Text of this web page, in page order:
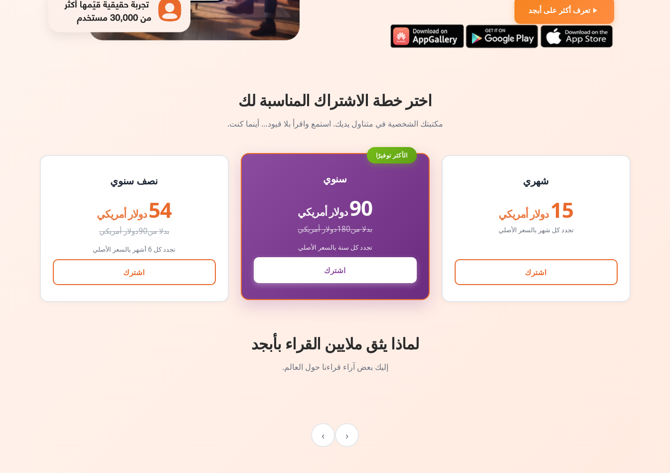
تعرف أكثر على أبجد
اختر خطة الاشتراك المناسبة لك
مكتبتك الشخصية في متناول يديك. استمع واقرأ بلا قيود… أينما كنت.
شهري
15 دولار أمريكي
تجدد كل شهر بالسعر الأصلي
اشترك
الأكثر توفيرًا
سنوي
90دولار أمريكي
بدلا من180دولار أمريكي
تجدد كل سنة بالسعر الأصلي
اشترك
نصف سنوي
54 دولار أمريكي
بدلا من90دولار أمريكي
تجدد كل 6 أشهر بالسعر الأصلي
اشترك
لماذا يثق ملايين القراء بأبجد
إليك بعض آراء قراءنا حول العالم.
‹
›